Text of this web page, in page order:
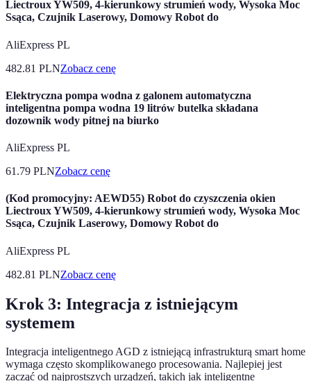
Liectroux YW509, 4-kierunkowy strumień wody, Wysoka Moc
Ssąca, Czujnik Laserowy, Domowy Robot do
AliExpress PL
482.81 PLNZobacz cenę
Elektryczna pompa wodna z galonem automatyczna
inteligentna pompa wodna 19 litrów butelka składana
dozownik wody pitnej na biurko
AliExpress PL
61.79 PLNZobacz cenę
(Kod promocyjny: AEWD55) Robot do czyszczenia okien
Liectroux YW509, 4-kierunkowy strumień wody, Wysoka Moc
Ssąca, Czujnik Laserowy, Domowy Robot do
AliExpress PL
482.81 PLNZobacz cenę
Krok 3: Integracja z istniejącym
systemem
Integracja inteligentnego AGD z istniejącą infrastrukturą smart home
wymaga często skomplikowanego procesowania. Najlepiej jest
zacząć od najprostszych urządzeń, takich jak inteligentne